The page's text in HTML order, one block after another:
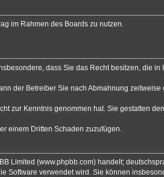
im Rahmen des Boards zu nutzen.
dass Sie das Recht besitzen, die in
der Betreiber Sie nach Abmahnung zeitweise
zur Kenntnis genommen hat. Sie gestatten
einem Dritten Schaden zuzufügen.
Limited (www.phpbb.com) handelt;
Software verwendet wird. Sie können